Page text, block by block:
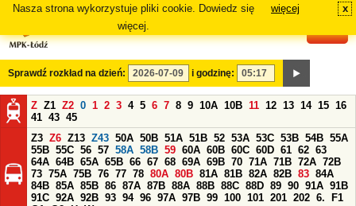
Nasza strona wykorzystuje pliki cookie. Dowiedz się
więcej.
więcej x
Sprawdź rozkład na dzień: i godzinę:
Z Z1 Z2 0 1 2 3 4 5 6 7 8 9 10A 10B 11 12 13 14 15 16
41 43 45
Z3 Z6 Z13 Z43 50A 50B 51A 51B 52 53A 53C 53B 54B 55A
55B 55C 56 57 58A 58B 59 60A 60B 60C 60D 61 62 63
64A 64B 65A 65B 66 67 68 69A 69B 70 71A 71B 72A 72B
73 75A 75B 76 77 78 80A 80B 81A 81B 82A 82B 83 84A
84B 85A 85B 86 87A 87B 88A 88B 88C 88D 89 90 91A 91B
91C 92A 92B 93 94 96 97A 97B 99 100 101 201 202 6.
F1